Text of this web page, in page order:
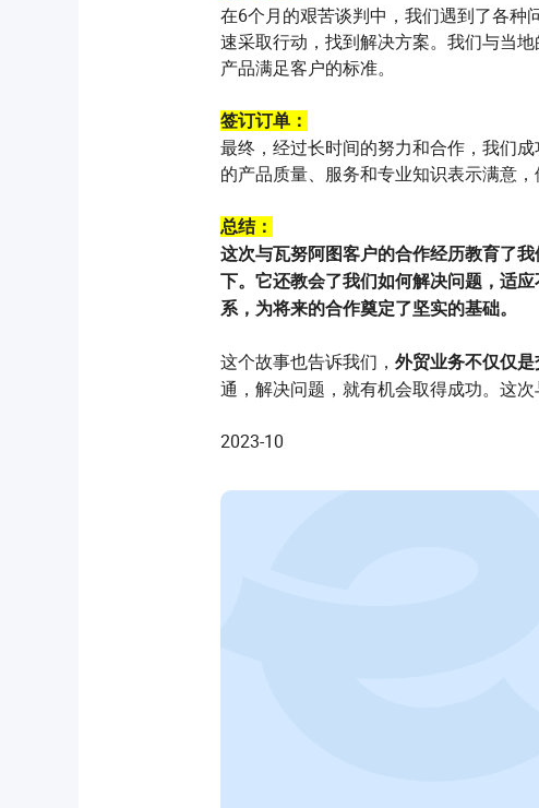
在6个月的艰苦谈判中，我们遇到了各种
速采取行动，找到解决方案。我们与当
产品满足客户的标准。
签订订单：
最终，经过长时间的努力和合作，我们
的产品质量、服务和专业知识表示满意
总结：
这次与瓦努阿图客户的合作经历教育了
下。它还教会了我们如何解决问题，适
系，为将来的合作奠定了坚实的基础。
这个故事也告诉我们， 外贸业务不仅仅是
通，解决问题，就有机会取得成功。这
2023-10